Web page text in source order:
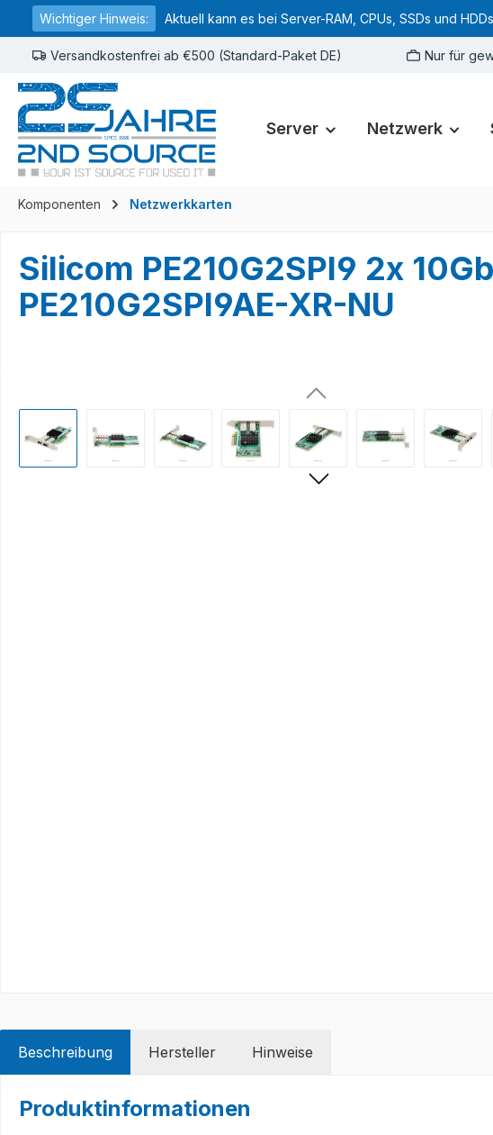
Zur Hauptnavigation springen
Wichtiger Hinweis: Aktuell kann es bei Server-RAM, CPUs, SSDs und
Versandkostenfrei ab €500 (Standard-Paket DE) Nur für
Server Netzwerk
Komponenten Netzwerkkarten
Silicom PE210G2SPI9 2x
PE210G2SPI9AE-XR-NU
Beschreibung Hersteller Hinweise
Produktinformationen